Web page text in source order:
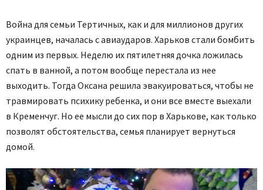
Война для семьи Тертичных, как и для миллионов других
украинцев, началась с авиаударов. Харьков стали бомбить
одним из первых. Неделю их пятилетняя дочка ложилась
спать в ванной, а потом вообще перестала из нее
выходить. Тогда Оксана решила эвакуироваться, чтобы не
травмировать психику ребенка, и они все вместе выехали
в Кременчуг. Но ее мысли до сих пор в Харькове, как только
позволят обстоятельства, семья планирует вернуться
домой.